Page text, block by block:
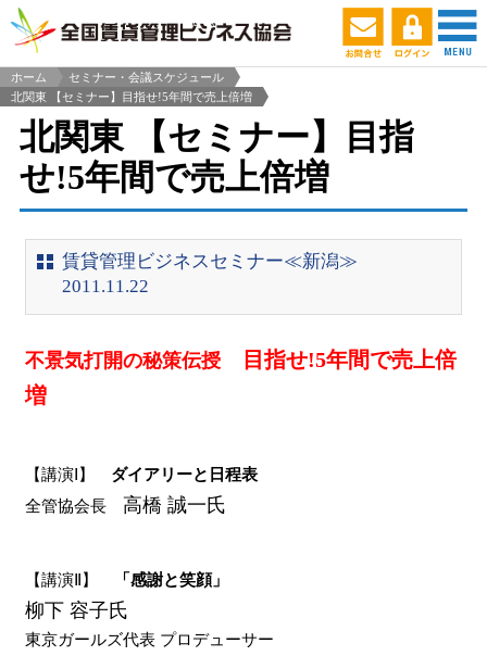
ホーム
セミナー・会議スケジュール
>
北関東 【セミナー】目指せ!5年間で売上倍増
北関東 【セミナー】目指
せ!5年間で売上倍増
賃貸管理ビジネスセミナー≪新潟≫
2011.11.22
不景気打開の秘策伝授目指せ!5年間で売上倍
増
【講演Ⅰ】 ダイアリーと日程表
全管協会長 高橋 誠一氏
【講演Ⅱ】 「感謝と笑顔」
柳下 容子氏
東京ガールズ代表 プロデューサー